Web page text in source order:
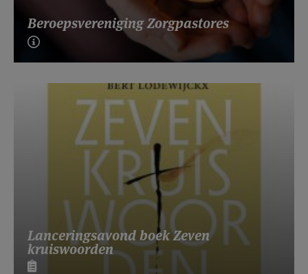
Beroepsvereniging Zorgpastores
Lanceringsavond boek Zeven
kruiswoorden